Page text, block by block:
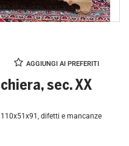
sec. XX
difetti e mancanze